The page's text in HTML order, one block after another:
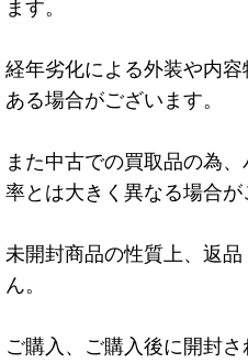
ます。
経年劣化による外装や内
ある場合がございます。
また中古での買取品の為
率とは大きく異なる場合が
未開封商品の性質上、返
ん。
ご購入、ご購入後に開封